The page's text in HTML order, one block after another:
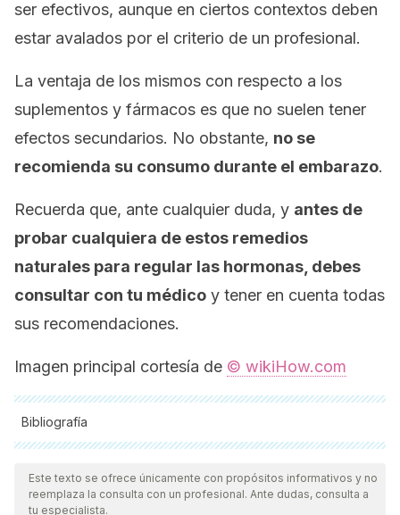
ser efectivos, aunque en ciertos contextos deben
estar avalados por el criterio de un profesional.
La ventaja de los mismos con respecto a los
suplementos y fármacos es que no suelen tener
efectos secundarios. No obstante, no se
recomienda su consumo durante el embarazo.
Recuerda que, ante cualquier duda, y antes de
probar cualquiera de estos remedios
naturales para regular las hormonas, debes
consultar con tu médico y tener en cuenta todas
sus recomendaciones.
Imagen principal cortesía de © wikiHow.com
Bibliografía
Todas las fuentes citadas fueron revisadas a profundidad por
nuestro equipo, para asegurar su calidad, confiabilidad,
vigencia y validez.La bibliografía de este artículo fue
Este texto se ofrece únicamente con propósitos informativos y no
reemplaza la consulta con un profesional. Ante dudas, consulta a
tu especialista.